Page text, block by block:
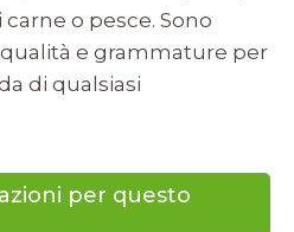
o pesce. Sono
e grammature per
di qualsiasi
per questo